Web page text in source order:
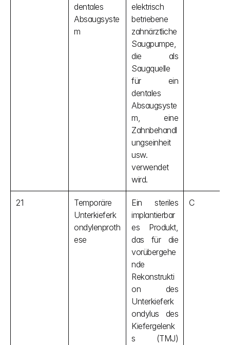
dentales
Absaugsyste
m
elektrisch
betriebene
zahnärztliche
Saugpumpe,
die als
Saugquelle
für ein
dentales
Absaugsyste
m, eine
Zahnbehandl
ungseinheit
usw.
verwendet
wird.
21
Temporäre
Unterkieferk
ondylenproth
ese
Ein steriles
implantierbar
es Produkt,
das für die
vorübergehe
nde
Rekonstrukti
on des
Unterkieferk
ondylus des
Kiefergelenk
s (TMJ)
C